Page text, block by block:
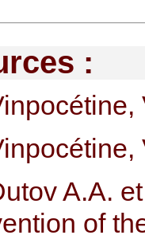
:
A.A.
of